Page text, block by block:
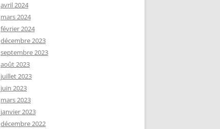
avril 2024
mars 2024
février 2024
décembre 2023
septembre 2023
août 2023
juillet 2023
juin 2023
mars 2023
janvier 2023
décembre 2022